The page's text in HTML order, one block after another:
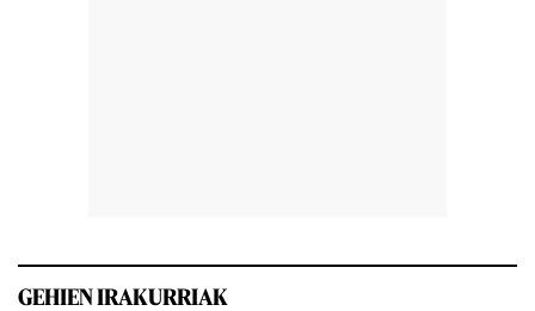
GEHIEN IRAKURRIAK